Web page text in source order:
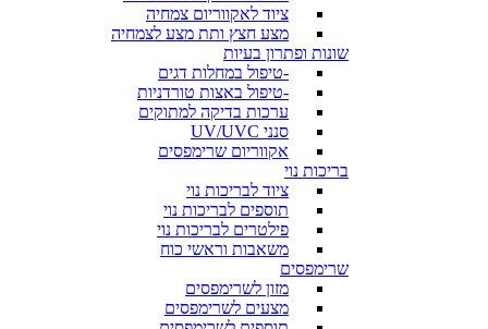
ציוד לאקווריום צמחיה
מצע חצץ ותת מצע לצמחיה
שונות ופתרון בעיות
-טיפול במחלות דגים
-טיפול באצות טורדניות
ערכות בדיקה למתוקים
סנני UV/UVC
אקווריום שרימפסים
בריכות נוי
ציוד לבריכות נוי
תוספים לבריכות נוי
פילטרים לבריכות נוי
משאבות וראשי כוח
שרימפסים
מזון לשרימפסים
מצעים לשרימפסים